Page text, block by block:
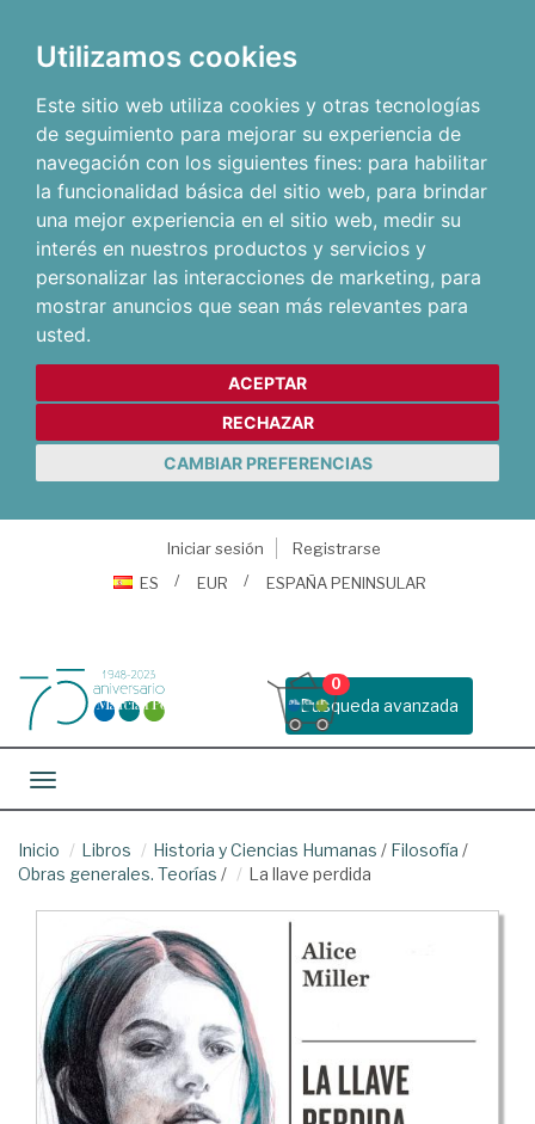
Utilizamos cookies
Este sitio web utiliza cookies y otras tecnologías
de seguimiento para mejorar su experiencia de
navegación con los siguientes fines: para habilitar
la funcionalidad básica del sitio web, para brindar
una mejor experiencia en el sitio web, medir su
interés en nuestros productos y servicios y
personalizar las interacciones de marketing, para
mostrar anuncios que sean más relevantes para
usted.
ACEPTAR
RECHAZAR
CAMBIAR PREFERENCIAS
Iniciar sesión
Registrarse
ES
EUR ESPAÑA PENINSULAR
Busqueda avanzada
0
Toggle navigation
Inicio Libros Historia y Ciencias Humanas / Filosofía /
Obras generales. Teorías / La llave perdida